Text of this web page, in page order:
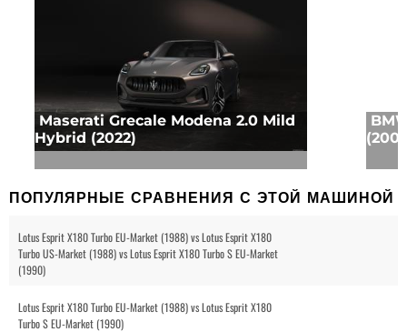
Maserati Grecale Modena 2.0 Mild
Hybrid (2022)
ПОПУЛЯРНЫЕ СРАВНЕНИЯ С ЭТОЙ МАШИНОЙ
Lotus Esprit X180 Turbo EU-Market (1988) vs Lotus Esprit X180
Turbo US-Market (1988) vs Lotus Esprit X180 Turbo S EU-Market
(1990)
Lotus Esprit X180 Turbo EU-Market (1988) vs Lotus Esprit X180
Turbo S EU-Market (1990)